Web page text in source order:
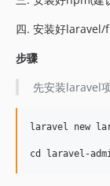
四. 安装好
步骤
先安装laravel
laravel new